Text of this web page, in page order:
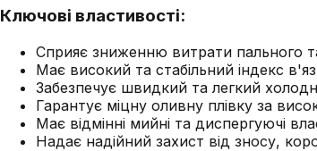
Ключові властивості:
Сприяє зниженню витрати пального
Має високий та стабільний індекс
Забезпечує швидкий та легкий
Гарантує міцну оливну плівку за
Має відмінні мийні та диспергуючі
Надає надійний захист від зносу,